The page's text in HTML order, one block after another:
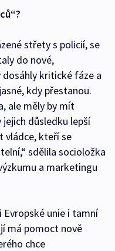
střety s policií, se
do nové,
kritické fáze a
kdy přestanou.
ale měly by mít
důsledku lepší
vládce, kteří se
sdělila socioložka
a marketingu
Evropské unie i tamní
má pomoct nově
chce